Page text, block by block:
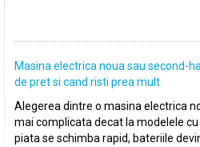
Masina electrica noua sau second-
de pret si cand risti prea mult
Alegerea dintre o masina electrica
mai complicata decat la modelele
piata se schimba rapid, bateriile